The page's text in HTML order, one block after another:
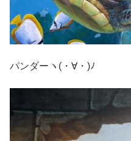
パンダーヽ(・∀・)ﾉ